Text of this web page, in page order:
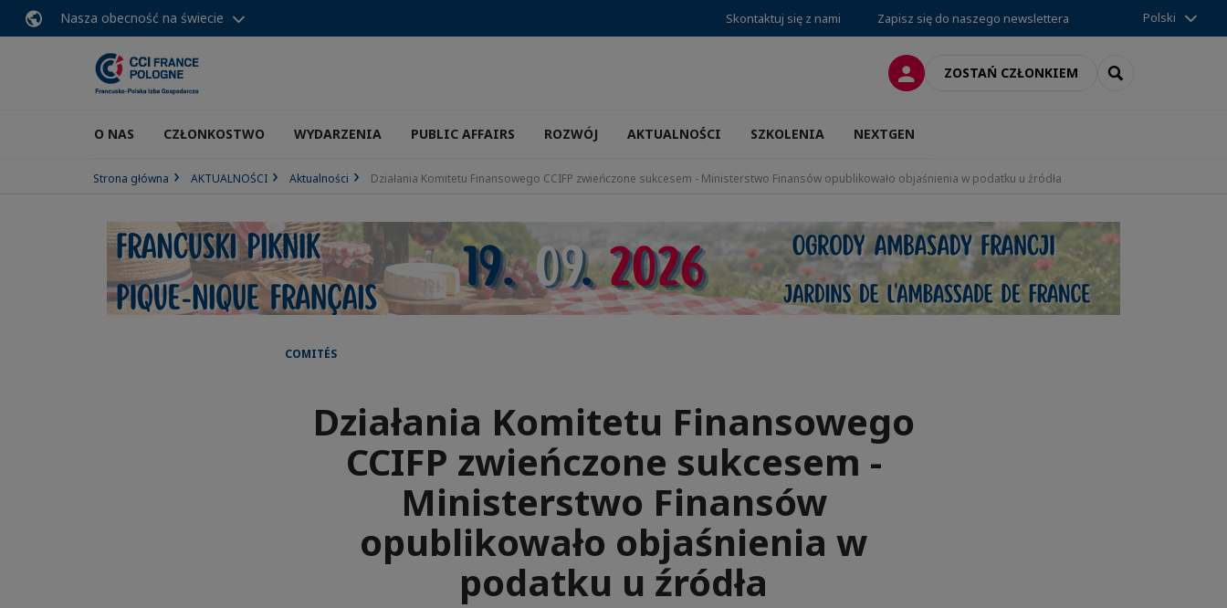
Nasza obecność na świecie Skontaktuj się z nami Zapisz się do naszego newslettera Polski
LOGOWANIEZOSTAŃ CZŁONKIEM SEARCH
O NAS CZŁONKOSTWO WYDARZENIA PUBLIC AFFAIRS ROZWÓJ AKTUALNOŚCI SZKOLENIA NEXTGEN
Strona główna AKTUALNOŚCI Aktualności Działania Komitetu Finansowego CCIFP zwieńczone sukcesem - Ministerstwo Finansów opublikowało objaśnienia w podatku u źródła
COMITÉS
Działania Komitetu Finansowego
CCIFP zwieńczone sukcesem -
Ministerstwo Finansów
opublikowało objaśnienia w
podatku u źródła